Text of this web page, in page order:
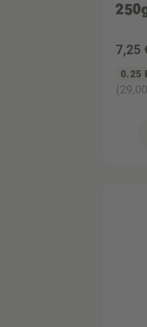
7,25
0.25